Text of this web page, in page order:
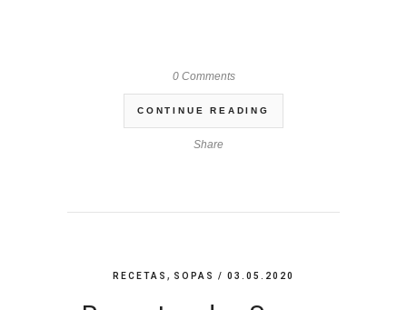
0 Comments
CONTINUE READING
Share
RECETAS , SOPAS / 03.05.2020